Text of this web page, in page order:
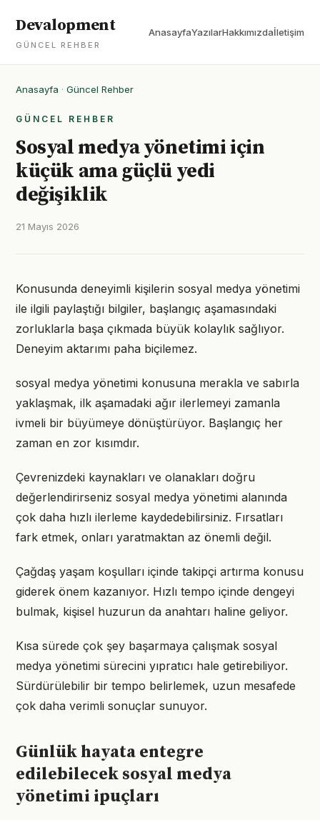
Devalopment
GÜNCEL REHBER
AnasayfaYazılarHakkımızdaİletişim
Anasayfa · Güncel Rehber
GÜNCEL REHBER
Sosyal medya yönetimi için
küçük ama güçlü yedi
değişiklik
21 Mayıs 2026
Konusunda deneyimli kişilerin sosyal medya yönetimi
ile ilgili paylaştığı bilgiler, başlangıç aşamasındaki
zorluklarla başa çıkmada büyük kolaylık sağlıyor.
Deneyim aktarımı paha biçilemez.
sosyal medya yönetimi konusuna merakla ve sabırla
yaklaşmak, ilk aşamadaki ağır ilerlemeyi zamanla
ivmeli bir büyümeye dönüştürüyor. Başlangıç her
zaman en zor kısımdır.
Çevrenizdeki kaynakları ve olanakları doğru
değerlendirirseniz sosyal medya yönetimi alanında
çok daha hızlı ilerleme kaydedebilirsiniz. Fırsatları
fark etmek, onları yaratmaktan az önemli değil.
Çağdaş yaşam koşulları içinde takipçi artırma konusu
giderek önem kazanıyor. Hızlı tempo içinde dengeyi
bulmak, kişisel huzurun da anahtarı haline geliyor.
Kısa sürede çok şey başarmaya çalışmak sosyal
medya yönetimi sürecini yıpratıcı hale getirebiliyor.
Sürdürülebilir bir tempo belirlemek, uzun mesafede
çok daha verimli sonuçlar sunuyor.
Günlük hayata entegre
edilebilecek sosyal medya
yönetimi ipuçları